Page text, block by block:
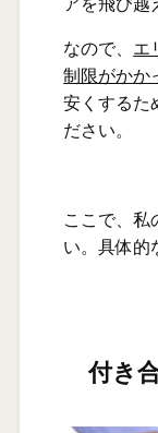
なので、
エ
制限がかか
安くするた
ださい。
ここで、私
い。具体的
付き